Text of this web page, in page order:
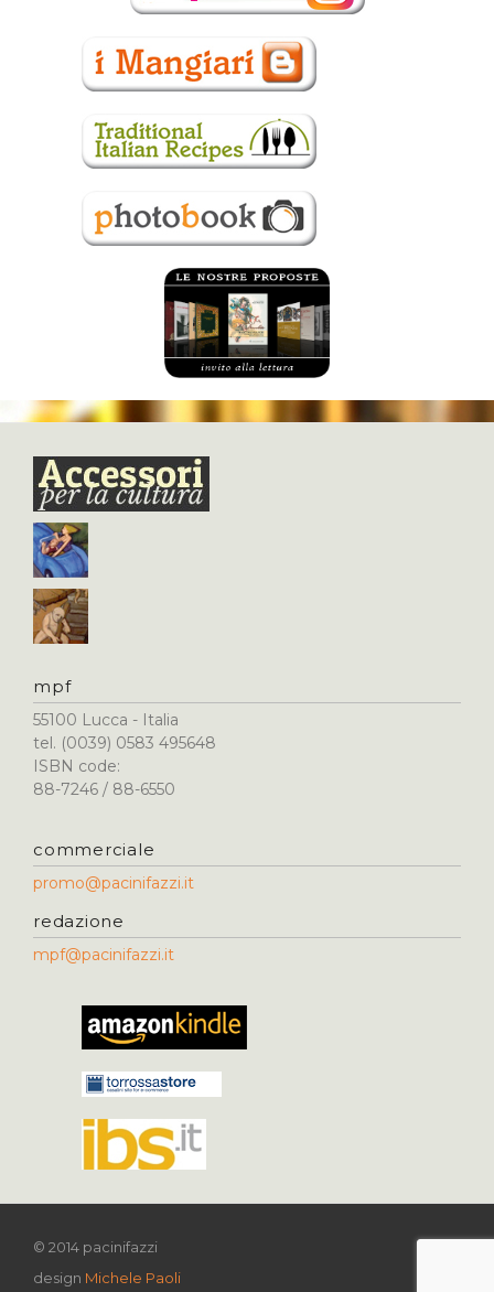
mpf
55100 Lucca - Italia
tel. (0039) 0583 495648
ISBN code:
88-7246 / 88-6550
commerciale
promo@pacinifazzi.it
redazione
mpf@pacinifazzi.it
© 2014 pacinifazzi
design Michele Paoli